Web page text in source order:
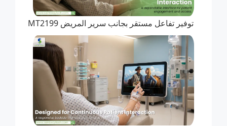
توفير تفاعل مستقر بجانب سرير المريض MT2199